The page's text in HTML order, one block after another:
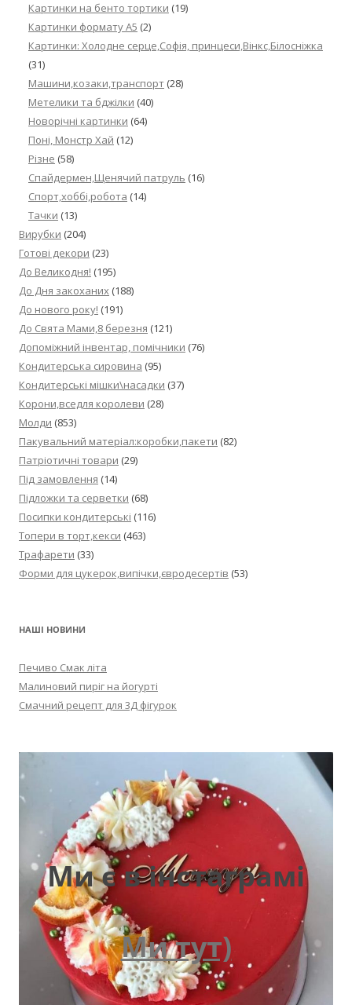
Картинки на бенто тортики (19)
Картинки формату А5 (2)
Картинки: Холодне серце,Софія, принцеси,Вінкс,Білосніжка
(31)
Машини,козаки,транспорт (28)
Метелики та бджілки (40)
Новорічні картинки (64)
Поні, Монстр Хай (12)
Різне (58)
Спайдермен,Щенячий патруль (16)
Спорт,хоббі,робота (14)
Тачки (13)
Вирубки (204)
Готові декори (23)
До Великодня! (195)
До Дня закоханих (188)
До нового року! (191)
До Свята Мами,8 березня (121)
Допоміжний інвентар, помічники (76)
Кондитерська сировина (95)
Кондитерські мішки\насадки (37)
Корони,вседля королеви (28)
Молди (853)
Пакувальний матеріал:коробки,пакети (82)
Патріотичні товари (29)
Під замовлення (14)
Підложки та серветки (68)
Посипки кондитерські (116)
Топери в торт,кекси (463)
Трафарети (33)
Форми для цукерок,випічки,євродесертів (53)
НАШІ НОВИНИ
Печиво Смак літа
Малиновий пиріг на йогурті
Смачний рецепт для 3Д фігурок
Ми є в інстаграмі
Ми тут)